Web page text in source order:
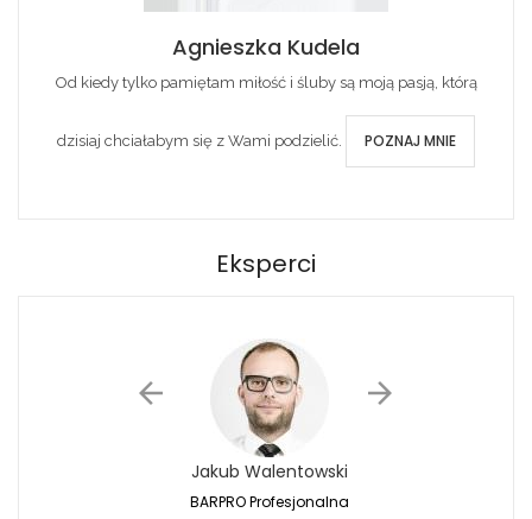
Agnieszka Kudela
Od kiedy tylko pamiętam miłość i śluby są moją pasją, którą
dzisiaj chciałabym się z Wami podzielić. POZNAJ MNIE
Eksperci
Jakub Walentowski
BARPRO Profesjonalna